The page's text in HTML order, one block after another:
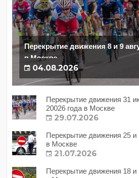
Перекрытие движения 8 и 9
в Москве
04.08.2026
Перекрытие движения 31
20026 года в Москве
29.07.2026
Перекрытие движения 25 и
в Москве
21.07.2026
Перекрытие движения 18 и